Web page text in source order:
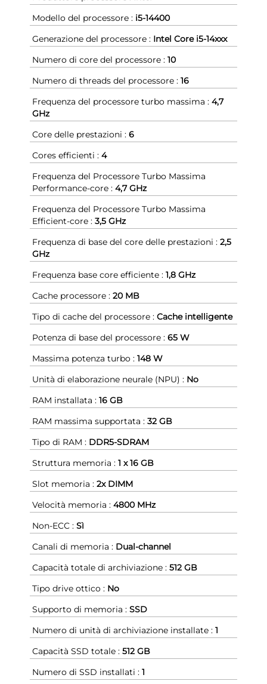
Modello del processore : i5-14400
Generazione del processore : Intel Core i5-14xxx
Numero di core del processore : 10
Numero di threads del processore : 16
Frequenza del processore turbo massima : 4,7
GHz
Core delle prestazioni : 6
Cores efficienti : 4
Frequenza del Processore Turbo Massima
Performance-core : 4,7 GHz
Frequenza del Processore Turbo Massima
Efficient-core : 3,5 GHz
Frequenza di base del core delle prestazioni : 2,5
GHz
Frequenza base core efficiente : 1,8 GHz
Cache processore : 20 MB
Tipo di cache del processore : Cache intelligente
Potenza di base del processore : 65 W
Massima potenza turbo : 148 W
Unità di elaborazione neurale (NPU) : No
RAM installata : 16 GB
RAM massima supportata : 32 GB
Tipo di RAM : DDR5-SDRAM
Struttura memoria : 1 x 16 GB
Slot memoria : 2x DIMM
Velocità memoria : 4800 MHz
Non-ECC : Sì
Canali di memoria : Dual-channel
Capacità totale di archiviazione : 512 GB
Tipo drive ottico : No
Supporto di memoria : SSD
Numero di unità di archiviazione installate : 1
Capacità SSD totale : 512 GB
Numero di SSD installati : 1